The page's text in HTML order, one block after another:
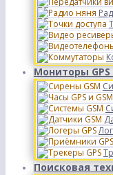
Мониторы
Поисковая